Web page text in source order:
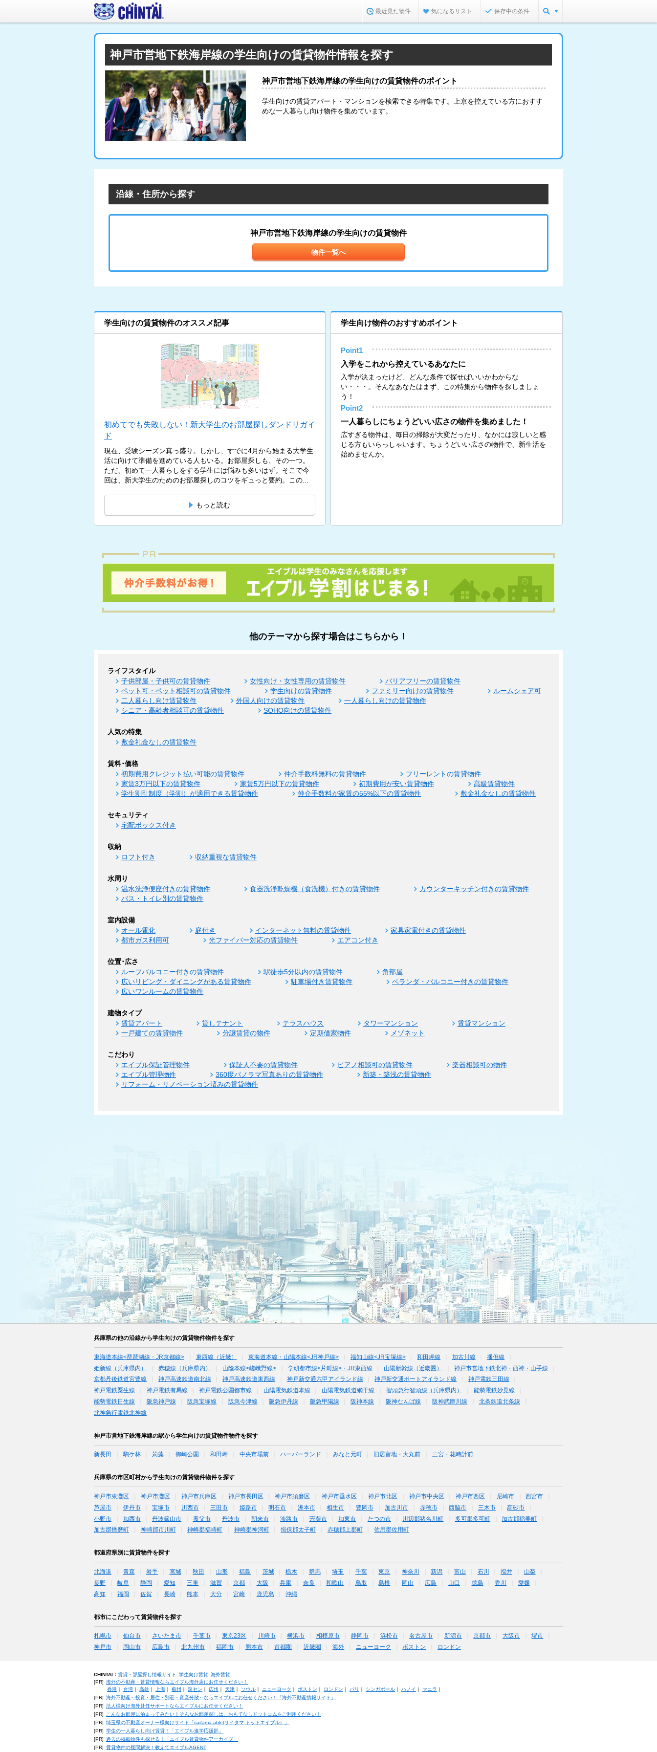
最近見た物件 気になるリスト 保存中の条件
神戸市営地下鉄海岸線の学生向けの賃貸物件情報を探す
神戸市営地下鉄海岸線の学生向けの賃貸物件のポイント
学生向けの賃貸アパート・マンションを検索できる特集です。上京を控えている方におすす
めな一人暮らし向け物件を集めています。
沿線・住所から探す
神戸市営地下鉄海岸線の学生向けの賃貸物件
物件一覧へ
学生向けの賃貸物件のオススメ記事
初めてでも失敗しない！新大学生のお部屋探しダンドリガイ
ド
現在、受験シーズン真っ盛り。しかし、すでに4月から始まる大学生
活に向けて準備を進めている人もいる。お部屋探しも、その一つ。
ただ、初めて一人暮らしをする学生には悩みも多いはず。そこで今
回は、新大学生のためのお部屋探しのコツをギュっと要約。この...
もっと読む
学生向け物件のおすすめポイント
Point1
入学をこれから控えているあなたに
入学が決まったけど、どんな条件で探せばいいかわからな
い・・・。そんなあなたはまず、この特集から物件を探しましょ
う！
Point2
一人暮らしにちょうどいい広さの物件を集めました！
広すぎる物件は、毎日の掃除が大変だったり、なかには寂しいと感
じる方もいらっしゃいます。ちょうどいい広さの物件で、新生活を
始めませんか。
他のテーマから探す場合はこちらから！
ライフスタイル
子供部屋・子供可の賃貸物件 女性向け・女性専用の賃貸物件
バリアフリーの賃貸物件
ペット可・ペット相談可の賃貸物件
学生向けの賃貸物件 ファミリー向けの賃貸物件
ルームシェア可
二人暮らし向け賃貸物件
外国人向けの賃貸物件
一人暮らし向けの賃貸物件
シニア・高齢者相談可の賃貸物件
SOHO向けの賃貸物件
人気の特集
敷金礼金なしの賃貸物件
賃料･価格
初期費用クレジット払い可能の賃貸物件 仲介手数料無料の賃貸物件
フリーレントの賃貸物件
家賃3万円以下の賃貸物件
家賃5万円以下の賃貸物件 初期費用が安い賃貸物件
高級賃貸物件
学生割引制度（学割）が適用できる賃貸物件
仲介手数料が家賃の55%以下の賃貸物件 敷金礼金なしの賃貸物件
セキュリティ
宅配ボックス付き
収納
ロフト付き 収納重視な賃貸物件
水周り
温水洗浄便座付きの賃貸物件 食器洗浄乾燥機（食洗機）付きの賃貸物件
カウンターキッチン付きの賃貸物件
バス・トイレ別の賃貸物件
室内設備
オール電化 庭付き インターネット無料の賃貸物件
家具家電付きの賃貸物件
都市ガス利用可
光ファイバー対応の賃貸物件 エアコン付き
位置･広さ
ルーフバルコニー付きの賃貸物件 駅徒歩5分以内の賃貸物件
角部屋
広いリビング・ダイニングがある賃貸物件
駐車場付き賃貸物件
ベランダ・バルコニー付きの賃貸物件
広いワンルームの賃貸物件
建物タイプ
賃貸アパート 貸しテナント テラスハウス タワーマンション
賃貸マンション
一戸建ての賃貸物件
分譲賃貸の物件 定期借家物件 メゾネット
こだわり
エイブル保証管理物件 保証人不要の賃貸物件 ピアノ相談可の賃貸物件
楽器相談可の物件
エイブル管理物件
360度パノラマ写真ありの賃貸物件
新築・築浅の賃貸物件
リフォーム・リノベーション済みの賃貸物件
兵庫県の他の沿線から学生向けの賃貸物件物件を探す
東海道本線<琵琶湖線・JR京都線> 東西線（近畿） 東海道本線・山陽本線<JR神戸線> 福知山線<JR宝塚線> 和田岬線 加古川線
播但線
姫新線（兵庫県内）
赤穂線（兵庫県内） 山陰本線<嵯峨野線> 学研都市線<片町線>・JR東西線 山陽新幹線（近畿圏）
神戸市営地下鉄北神・西神・山手線
京都丹後鉄道宮豊線
神戸高速鉄道南北線 神戸高速鉄道東西線 神戸新交通六甲アイランド線 神戸新交通ポートアイランド線
神戸電鉄三田線
神戸電鉄粟生線
神戸電鉄有馬線 神戸電鉄公園都市線 山陽電気鉄道本線 山陽電気鉄道網干線 智頭急行智頭線（兵庫県内）
能勢電鉄妙見線
能勢電鉄日生線
阪急神戸線 阪急宝塚線 阪急今津線 阪急伊丹線 阪急甲陽線 阪神本線 阪神なんば線 阪神武庫川線
北条鉄道北条線
北神急行電鉄北神線
神戸市営地下鉄海岸線の駅から学生向けの賃貸物件物件を探す
新長田 駒ケ林 苅藻 御崎公園 和田岬 中央市場前 ハーバーランド みなと元町 旧居留地・大丸前 三宮・花時計前
兵庫県の市区町村から学生向けの賃貸物件物件を探す
神戸市東灘区 神戸市灘区 神戸市兵庫区 神戸市長田区 神戸市須磨区 神戸市垂水区 神戸市北区 神戸市中央区 神戸市西区 尼崎市
西宮市
芦屋市
伊丹市 宝塚市 川西市 三田市 姫路市 明石市 洲本市 相生市 豊岡市 加古川市 赤穂市 西脇市 三木市
高砂市
小野市
加西市 丹波篠山市 養父市 丹波市 朝来市 淡路市 宍粟市 加東市 たつの市 川辺郡猪名川町 多可郡多可町
加古郡稲美町
加古郡播磨町
神崎郡市川町 神崎郡福崎町 神崎郡神河町 揖保郡太子町 赤穂郡上郡町 佐用郡佐用町
都道府県別に賃貸物件を探す
北海道 青森 岩手 宮城 秋田 山形 福島 茨城 栃木 群馬 埼玉 千葉 東京 神奈川 新潟 富山 石川 福井
山梨
長野
岐阜 静岡 愛知 三重 滋賀 京都 大阪 兵庫 奈良 和歌山 鳥取 島根 岡山 広島 山口 徳島 香川
愛媛
高知
福岡 佐賀 長崎 熊本 大分 宮崎 鹿児島 沖縄
都市にこだわって賃貸物件を探す
札幌市 仙台市 さいたま市 千葉市 東京23区 川崎市 横浜市 相模原市 静岡市 浜松市 名古屋市 新潟市 京都市 大阪市
堺市
神戸市
岡山市 広島市 北九州市 福岡市 熊本市 首都圏 近畿圏 海外 ニューヨーク ボストン ロンドン
CHINTAI： 賃貸・部屋探し情報サイト 学生向け賃貸 海外賃貸
[PR] 海外の不動産・賃貸情報ならエイブル海外店にお任せください！
香港｜ 台湾｜ 高雄｜ 上海｜ 蘇州 ｜ 深セン ｜ 広州 ｜ 天津｜ ソウル｜ ニューヨーク ｜ ボストン ｜ ロンドン ｜ パリ ｜ シンガポール｜ ハノイ ｜ マニラ ｜
[PR] 海外不動産～投資・居住・別荘・資産分散～ならエイブルにお任せください！「海外不動産情報サイト」
[PR] 法人様向け海外赴任サポートならエイブルにお任せください！
[PR]
こんなお部屋に泊まってみたい！そんなお部屋探しは、おもてなしドットコムをご利用ください！
[PR] 埼玉県の不動産オーナー様向けサイト「saitama.able(サイタマ ドットエイブル）」
[PR] 学生の一人暮らし向け賃貸！「エイブル進学応援部」
[PR] 過去の掲載物件も探せる！「エイブル賃貸物件アーカイブ」
[PR] 賃貸物件の疑問解決！教えてエイブルAGENT